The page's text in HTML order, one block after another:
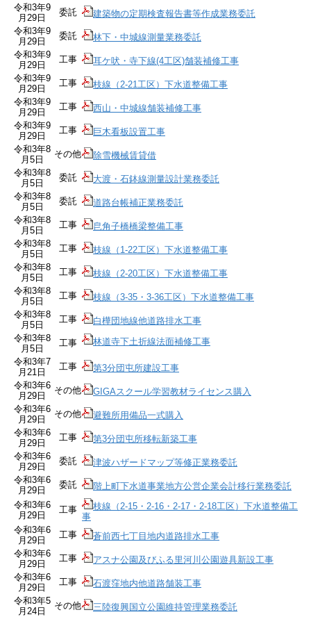
令和3年9
月29日
委託
建築物の定期検査報告書等作成業務委託
令和3年9
月29日
委託
林下・中城線測量業務委託
令和3年9
月29日
工事
耳ケ吠・寺下線(4工区)舗装補修工事
令和3年9
月29日
工事
枝線（2-21工区）下水道整備工事
令和3年9
月29日
工事
西山・中城線舗装補修工事
令和3年9
月29日
工事
巨木看板設置工事
令和3年8
月5日
その他
除雪機械賃貸借
令和3年8
月5日
委託
大渡・石鉢線測量設計業務委託
令和3年8
月5日
委託
道路台帳補正業務委託
令和3年8
月5日
工事
皀角子橋橋梁整備工事
令和3年8
月5日
工事
枝線（1-22工区）下水道整備工事
令和3年8
月5日
工事
枝線（2-20工区）下水道整備工事
令和3年8
月5日
工事
枝線（3-35・3-36工区）下水道整備工事
令和3年8
月5日
工事
白樺団地線他道路排水工事
令和3年8
月5日
工事
林道寺下土折線法面補修工事
令和3年7
月21日
工事
第3分団屯所建設工事
令和3年6
月29日
その他
GIGAスクール学習教材ライセンス購入
令和3年6
月29日
その他
避難所用備品一式購入
令和3年6
月29日
工事
第3分団屯所移転新築工事
令和3年6
月29日
委託
津波ハザードマップ等修正業務委託
令和3年6
月29日
委託
階上町下水道事業地方公営企業会計移行業務委託
令和3年6
月29日
工事
枝線（2-15・2-16・2-17・2-18工区）下水道整備工
事
令和3年6
月29日
工事
蒼前西七丁目地内道路排水工事
令和3年6
月29日
工事
アスナ公園及びふる里河川公園遊具新設工事
令和3年6
月29日
工事
石渡窪地内他道路舗装工事
令和3年5
月24日
その他
三陸復興国立公園維持管理業務委託